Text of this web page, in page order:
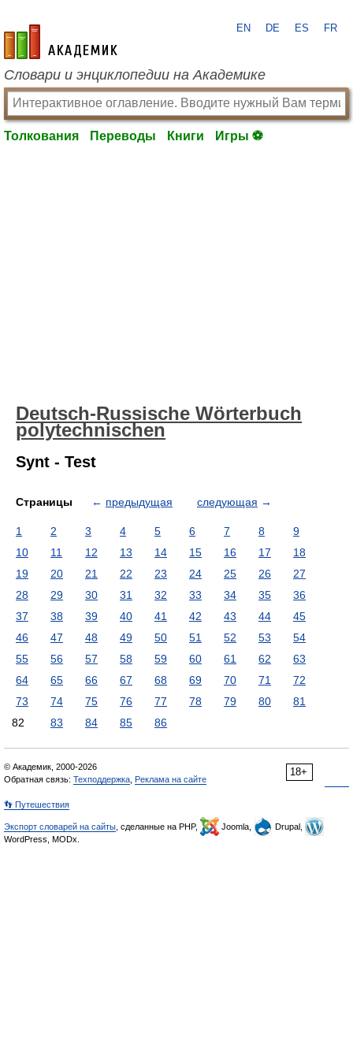
academic.ru
EN DE ES FR
Словари и энциклопедии на Академике
Толкования Переводы Книги Игры ⚽
Deutsch-Russische Wörterbuch
polytechnischen
Synt - Test
Страницы ← предыдущая следующая →
1 2 3 4 5 6 7 8
9
10
11 12 13 14 15 16 17
18
19
20 21 22 23 24 25 26
27
28
29 30 31 32 33 34 35
36
37
38 39 40 41 42 43 44
45
46
47 48 49 50 51 52 53
54
55
56 57 58 59 60 61 62
63
64
65 66 67 68 69 70 71
72
73
74 75 76 77 78 79 80
81
82
83 84 85 86
18+
© Академик, 2000-2026
Обратная связь: Техподдержка Реклама на сайте
👣 Путешествия
Экспорт словарей на сайты , сделанные на PHP, Joomla,
Drupal,
WordPress, MODx.